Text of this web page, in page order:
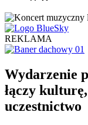
REKLAMA
Wydarzenie
łączy
uczestnictwo